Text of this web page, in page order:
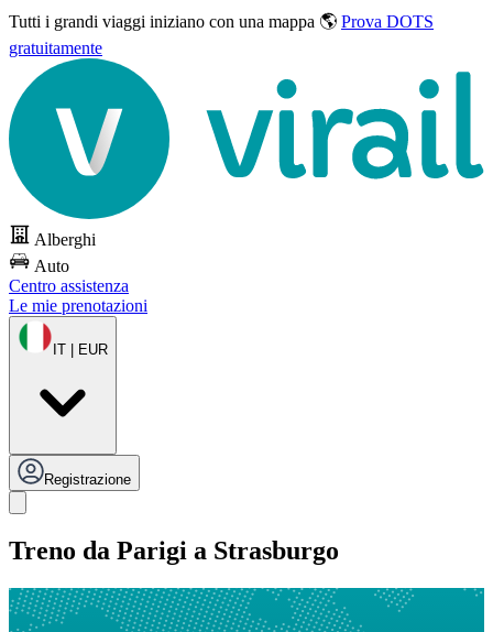
Tutti i grandi viaggi iniziano con una mappa 🌎 Prova DOTS
gratuitamente
Alberghi
Auto
Centro assistenza
Le mie prenotazioni
IT | EUR
Registrazione
Treno da Parigi a Strasburgo